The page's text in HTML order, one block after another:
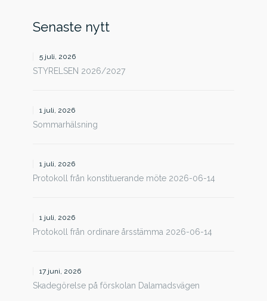
Senaste nytt
5 juli, 2026
STYRELSEN 2026/2027
1 juli, 2026
Sommarhälsning
1 juli, 2026
Protokoll från konstituerande möte 2026-06-14
1 juli, 2026
Protokoll från ordinare årsstämma 2026-06-14
17 juni, 2026
Skadegörelse på förskolan Dalamadsvägen